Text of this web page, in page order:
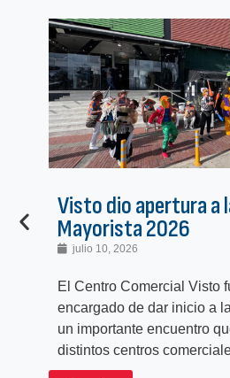
Visto dio apertura a
Mayorista 2026
julio 10, 2026
El Centro Comercial Visto
encargado de dar inicio a
un importante encuentro
distintos centros